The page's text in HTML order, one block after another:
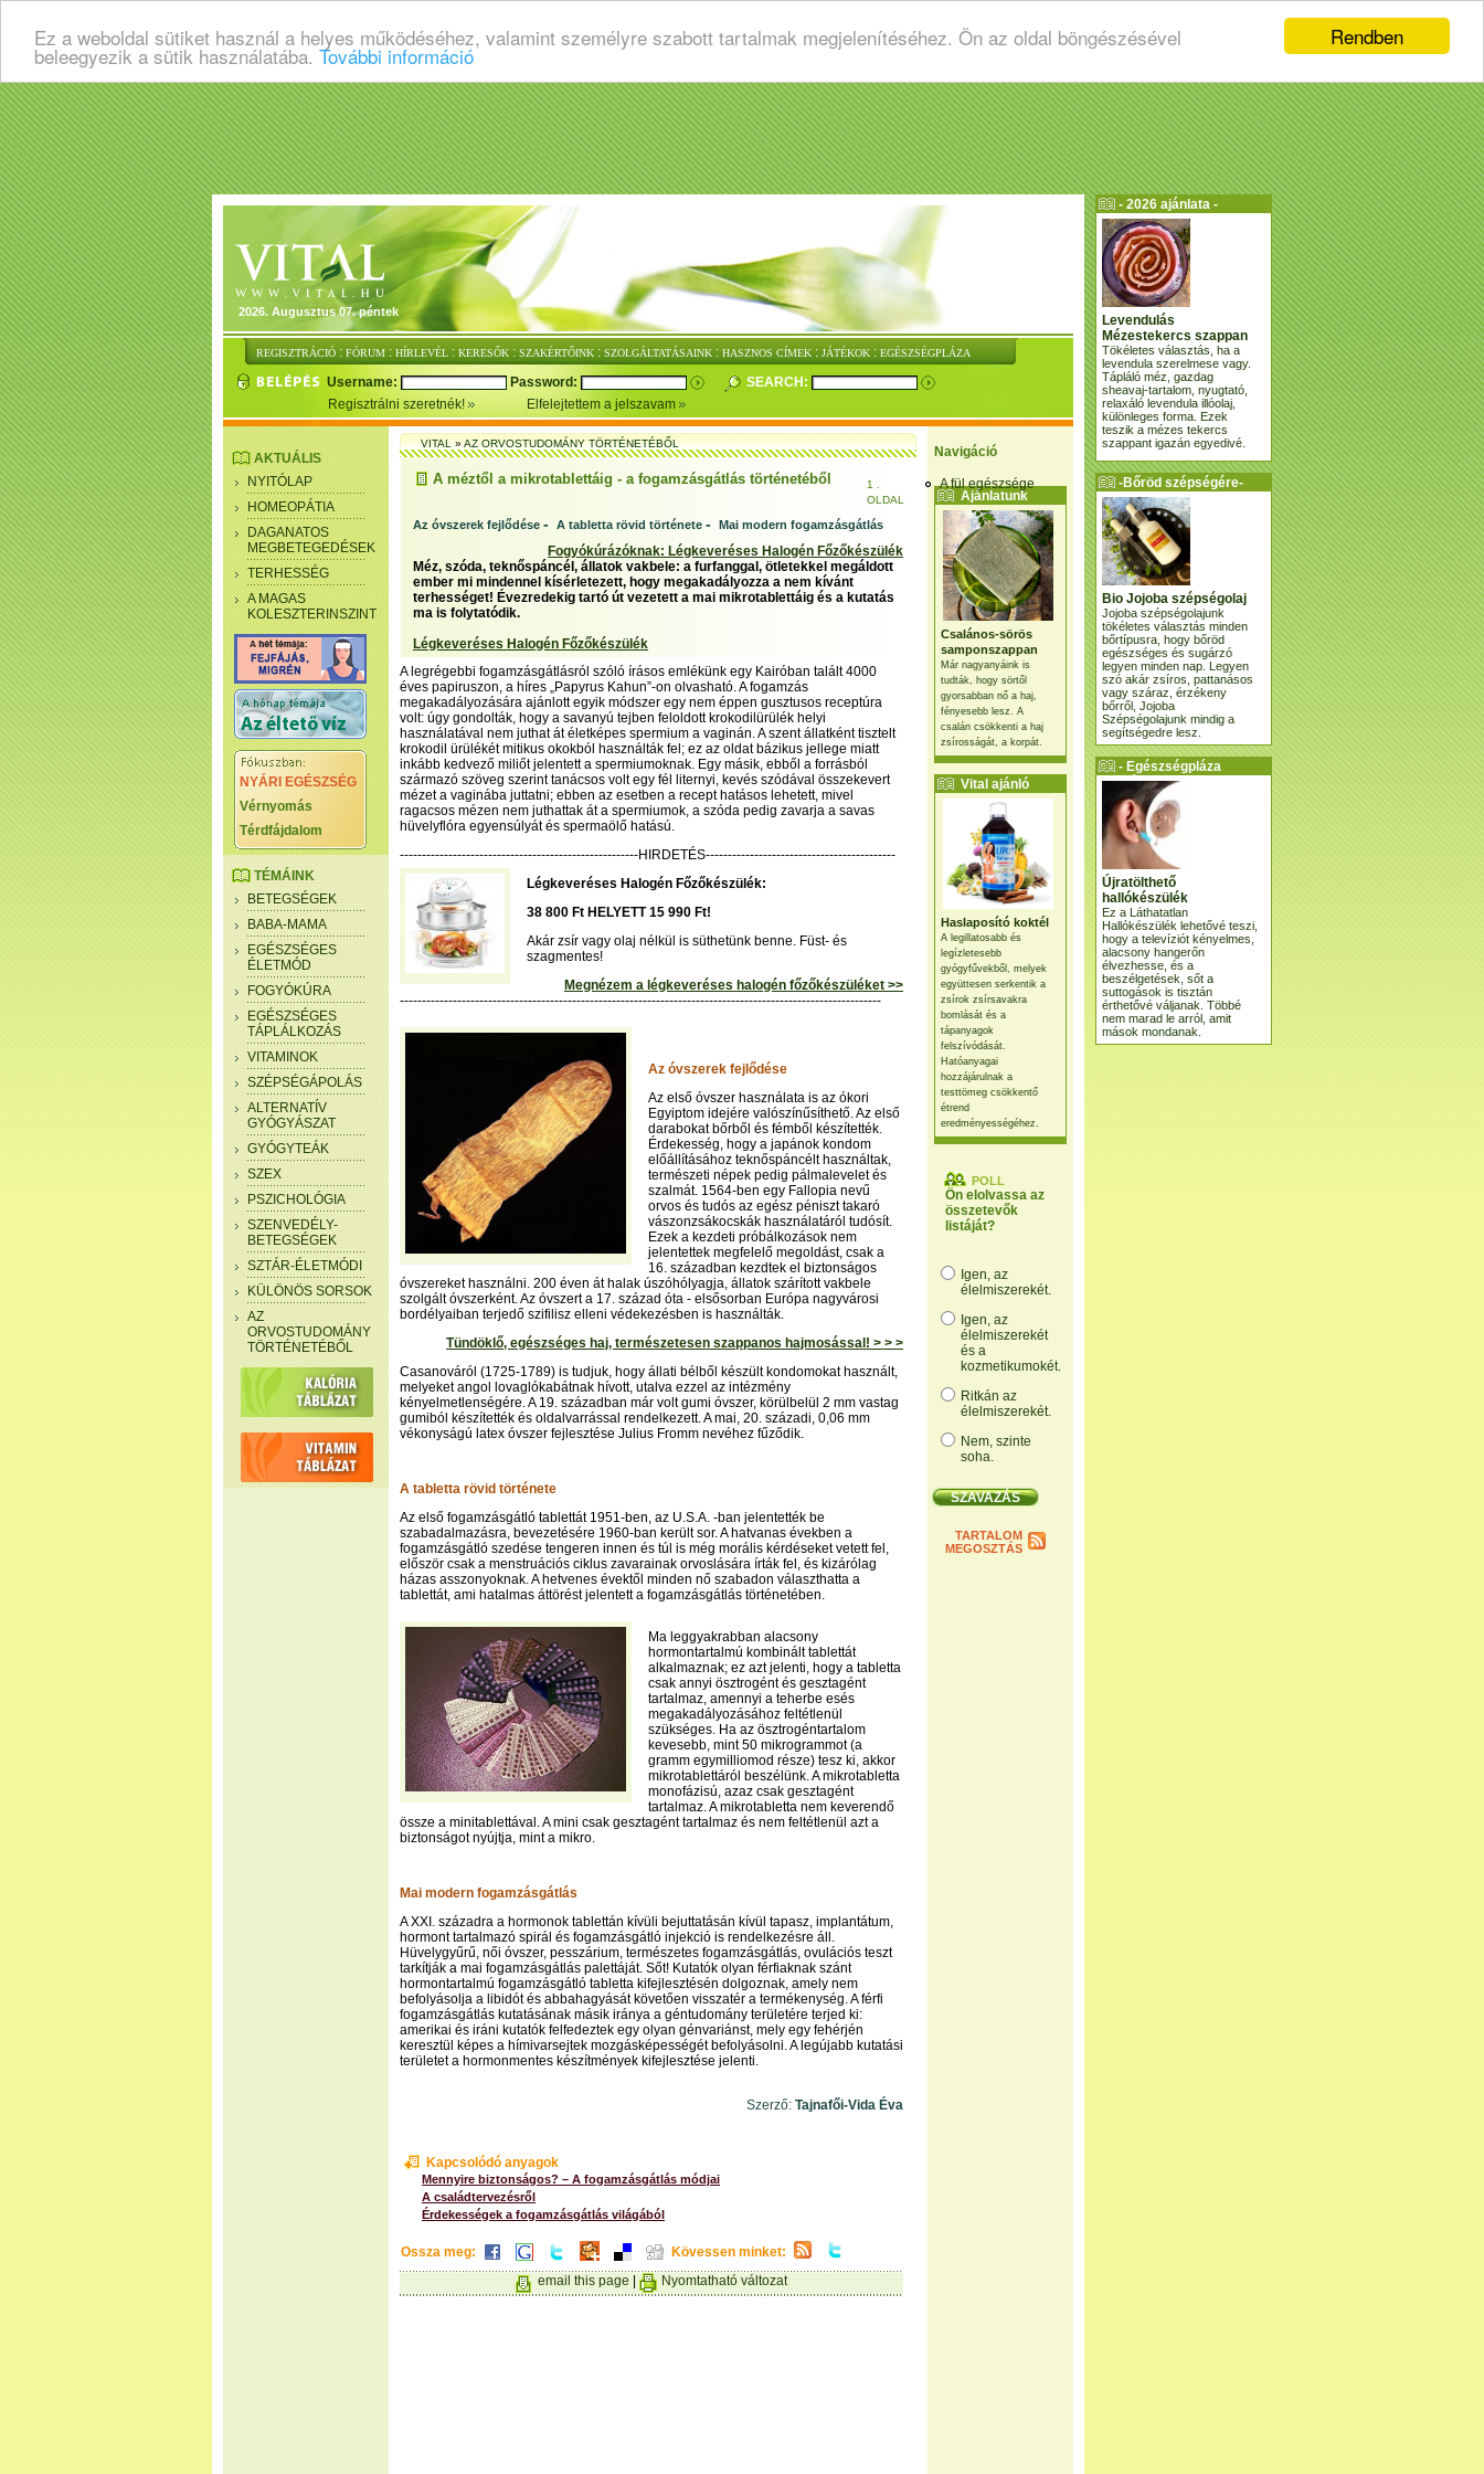
Rendben
Ez a weboldal sütiket használ a helyes működéséhez, valamint személyre szabott tartalmak megjelenítéséhez. Ön az oldal böngészésével
beleegyezik a sütik használatába. További információ
2026. Augusztus 07. péntek
REGISZTRÁCIÓ : FÓRUM : HÍRLEVÉL : KERESŐK : SZAKÉRTŐINK : SZOLGÁLTATÁSAINK : HASZNOS CÍMEK : JÁTÉKOK : EGÉSZSÉGPLÁZA
Username: Password:
SEARCH:
Regisztrálni szeretnék!
Elfelejtettem a jelszavam
Navigáció
A fül egészsége
Ajánlatunk
Csalános-sörös
samponszappan
Már nagyanyáink is
tudták, hogy sörtől
gyorsabban nő a haj,
fényesebb lesz. A
csalán csökkenti a haj
zsírosságát, a korpát.
Vital ajánló
Haslaposító koktél
A legillatosabb és
legízletesebb
gyógyfűvekből, melyek
együttesen serkentik a
zsírok zsírsavakra
bomlását és a
tápanyagok
felszívódását.
Hatóanyagai
hozzájárulnak a
testtömeg csökkentő
étrend
eredményességéhez.
POLL
Ön elolvassa az
összetevők
listáját?
Igen, az
élelmiszerekét.
Igen, az
élelmiszerekét
és a
kozmetikumokét.
Ritkán az
élelmiszerekét.
Nem, szinte
soha.
TARTALOM
MEGOSZTÁS
AKTUÁLIS
NYITÓLAP
HOMEOPÁTIA
DAGANATOS
MEGBETEGEDÉSEK
TERHESSÉG
A MAGAS
KOLESZTERINSZINT
NYÁRI EGÉSZSÉG
Vérnyomás
Térdfájdalom
TÉMÁINK
BETEGSÉGEK
BABA-MAMA
EGÉSZSÉGES
ÉLETMÓD
FOGYÓKÚRA
EGÉSZSÉGES
TÁPLÁLKOZÁS
VITAMINOK
SZÉPSÉGÁPOLÁS
ALTERNATÍV
GYÓGYÁSZAT
GYÓGYTEÁK
SZEX
PSZICHOLÓGIA
SZENVEDÉLY-
BETEGSÉGEK
SZTÁR-ÉLETMÓDI
KÜLÖNÖS SORSOK
AZ
ORVOSTUDOMÁNY
TÖRTÉNETÉBŐL
VITAL»AZ ORVOSTUDOMÁNY TÖRTÉNETÉBŐL
A méztől a mikrotablettáig - a fogamzásgátlás történetéből
1 .
OLDAL
Az óvszerek fejlődése - A tabletta rövid története - Mai modern fogamzásgátlás
Fogyókúrázóknak: Légkeveréses Halogén Főzőkészülék
Méz, szóda, teknőspáncél, állatok vakbele: a furfanggal, ötletekkel megáldott
ember mi mindennel kísérletezett, hogy megakadályozza a nem kívánt
terhességet! Évezredekig tartó út vezetett a mai mikrotablettáig és a kutatás
ma is folytatódik.
Légkeveréses Halogén Főzőkészülék
A legrégebbi fogamzásgátlásról szóló írásos emlékünk egy Kairóban talált 4000
éves papiruszon, a híres „Papyrus Kahun”-on olvasható. A fogamzás
megakadályozására ajánlott egyik módszer egy nem éppen gusztusos receptúra
volt: úgy gondolták, hogy a savanyú tejben feloldott krokodilürülék helyi
használatával nem juthat át életképes spermium a vaginán. A szent állatként tisztelt
krokodil ürülékét mitikus okokból használták fel; ez az oldat bázikus jellege miatt
inkább kedvező miliőt jelentett a spermiumoknak. Egy másik, ebből a forrásból
származó szöveg szerint tanácsos volt egy fél liternyi, kevés szódával összekevert
mézet a vaginába juttatni; ebben az esetben a recept hatásos lehetett, mivel
ragacsos mézen nem juthattak át a spermiumok, a szóda pedig zavarja a savas
hüvelyflóra egyensúlyát és spermaölő hatású.
------------------------------------------------------HIRDETÉS-------------------------------------------
Légkeveréses Halogén Főzőkészülék:
38 800 Ft HELYETT 15 990 Ft!
Akár zsír vagy olaj nélkül is süthetünk benne. Füst- és
szagmentes!
Megnézem a légkeveréses halogén főzőkészüléket >>
-------------------------------------------------------------------------------------------------------------
Az óvszerek fejlődése
Az első óvszer használata is az ókori
Egyiptom idejére valószínűsíthető. Az első
darabokat bőrből és fémből készítették.
Érdekesség, hogy a japánok kondom
előállításához teknőspáncélt használtak,
természeti népek pedig pálmalevelet és
szalmát. 1564-ben egy Fallopia nevű
orvos és tudós az egész péniszt takaró
vászonzsákocskák használatáról tudósít.
Ezek a kezdeti próbálkozások nem
jelentettek megfelelő megoldást, csak a
16. században kezdtek el biztonságos
óvszereket használni. 200 éven át halak úszóhólyagja, állatok szárított vakbele
szolgált óvszerként. Az óvszert a 17. század óta - elsősorban Európa nagyvárosi
bordélyaiban terjedő szifilisz elleni védekezésben is használták.
Tündöklő, egészséges haj, természetesen szappanos hajmosással! > > >
Casanováról (1725-1789) is tudjuk, hogy állati bélből készült kondomokat használt,
melyeket angol lovaglókabátnak hívott, utalva ezzel az intézmény
kényelmetlenségére. A 19. században már volt gumi óvszer, körülbelül 2 mm vastag
gumiból készítették és oldalvarrással rendelkezett. A mai, 20. századi, 0,06 mm
vékonyságú latex óvszer fejlesztése Julius Fromm nevéhez fűződik.
A tabletta rövid története
Az első fogamzásgátló tablettát 1951-ben, az U.S.A. -ban jelentették be
szabadalmazásra, bevezetésére 1960-ban került sor. A hatvanas években a
fogamzásgátló szedése tengeren innen és túl is még morális kérdéseket vetett fel,
először csak a menstruációs ciklus zavarainak orvoslására írták fel, és kizárólag
házas asszonyoknak. A hetvenes évektől minden nő szabadon választhatta a
tablettát, ami hatalmas áttörést jelentett a fogamzásgátlás történetében.
Ma leggyakrabban alacsony
hormontartalmú kombinált tablettát
alkalmaznak; ez azt jelenti, hogy a tabletta
csak annyi ösztrogént és gesztagént
tartalmaz, amennyi a teherbe esés
megakadályozásához feltétlenül
szükséges. Ha az ösztrogéntartalom
kevesebb, mint 50 mikrogrammot (a
gramm egymilliomod része) tesz ki, akkor
mikrotablettáról beszélünk. A mikrotabletta
monofázisú, azaz csak gesztagént
tartalmaz. A mikrotabletta nem keverendő
össze a minitablettával. A mini csak gesztagént tartalmaz és nem feltétlenül azt a
biztonságot nyújtja, mint a mikro.
Mai modern fogamzásgátlás
A XXI. századra a hormonok tablettán kívüli bejuttatásán kívül tapasz, implantátum,
hormont tartalmazó spirál és fogamzásgátló injekció is rendelkezésre áll.
Hüvelygyűrű, női óvszer, pesszárium, természetes fogamzásgátlás, ovulációs teszt
tarkítják a mai fogamzásgátlás palettáját. Sőt! Kutatók olyan férfiaknak szánt
hormontartalmú fogamzásgátló tabletta kifejlesztésén dolgoznak, amely nem
befolyásolja a libidót és abbahagyását követően visszatér a termékenység. A férfi
fogamzásgátlás kutatásának másik iránya a géntudomány területére terjed ki:
amerikai és iráni kutatók felfedeztek egy olyan génvariánst, mely egy fehérjén
keresztül képes a hímivarsejtek mozgásképességét befolyásolni. A legújabb kutatási
területet a hormonmentes készítmények kifejlesztése jelenti.
Szerző: Tajnafői-Vida Éva
Kapcsolódó anyagok
Mennyire biztonságos? – A fogamzásgátlás módjai
A családtervezésről
Érdekességek a fogamzásgátlás világából
Ossza meg:
Kövessen minket:
email this page
Nyomtatható változat
- 2026 ajánlata -
Levendulás
Mézestekercs szappan
Tökéletes választás, ha a
levendula szerelmese vagy.
Tápláló méz, gazdag
sheavaj-tartalom, nyugtató,
relaxáló levendula illóolaj,
különleges forma. Ezek
teszik a mézes tekercs
szappant igazán egyedivé.
-Bőröd szépségére-
Bio Jojoba szépségolaj
Jojoba szépségolajunk
tökéletes választás minden
bőrtípusra, hogy bőröd
egészséges és sugárzó
legyen minden nap. Legyen
szó akár zsíros, pattanásos
vagy száraz, érzékeny
bőrről, Jojoba
Szépségolajunk mindig a
segítségedre lesz.
- Egészségpláza
ajánlatunk -
Újratölthető
hallókészülék
Ez a Láthatatlan
Hallókészülék lehetővé teszi,
hogy a televíziót kényelmes,
alacsony hangerőn
élvezhesse, és a
beszélgetések, sőt a
suttogások is tisztán
érthetővé váljanak. Többé
nem marad le arról, amit
mások mondanak.